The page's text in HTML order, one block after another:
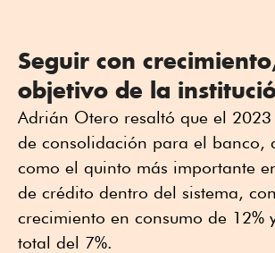
Seguir con
objetivo de la
Adrián Otero resaltó que el
de consolidación para el banco,
como el quinto más importante
de crédito dentro del sistema,
crecimiento en consumo de 12%
total del 7%.